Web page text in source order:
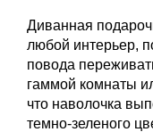
Диванная
любой интерьер,
повода
гаммой комнаты
что наволочка
темно-зеленого